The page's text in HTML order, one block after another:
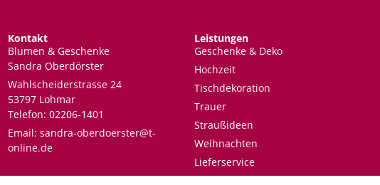
Kontakt
Blumen & Geschenke
Sandra Oberdörster
Wahlscheiderstrasse 24
53797 Lohmar
Telefon: 02206-1401
Email: sandra-oberdoerster@t-
online.de
Leistungen
Geschenke & Deko
Hochzeit
Tischdekoration
Trauer
Straußideen
Weihnachten
Lieferservice